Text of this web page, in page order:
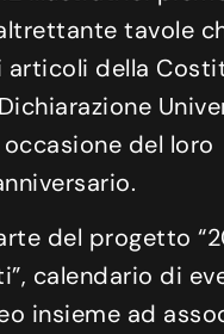
tavole
della
del loro
del progetto
calendario di
insieme ad